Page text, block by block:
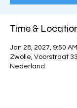
Time &
Jan 28, 2027, 9:50
Zwolle, Voorstraat
Nederland